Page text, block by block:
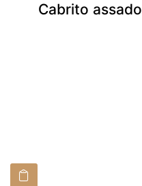
Cabrito assado